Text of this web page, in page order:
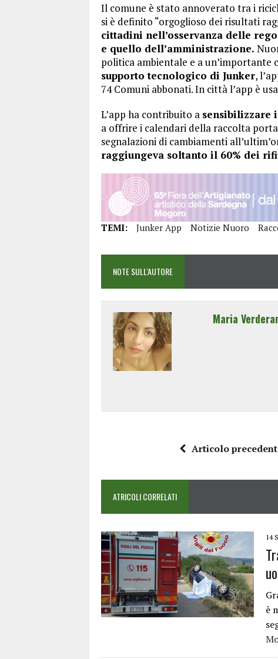
Il comune è stato annoverato tra i
si è definito “orgoglioso dei risultati
cittadini nell’osservanza delle
e quello dell’amministrazione.
politica ambientale e a un’importante
supporto tecnologico di Junker,
74 Comuni abbonati. In città l’app è
L’app ha contribuito a sensibilizzare
a offrire i calendari della raccolta
segnalazioni di cambiamenti
raggiungeva soltanto il 60% dei
TEMI: Junker App Notizie Nuoro
NOTE SULL'AUTORE
Maria
Articolo
ATRICOLI CORRELATI
14
è